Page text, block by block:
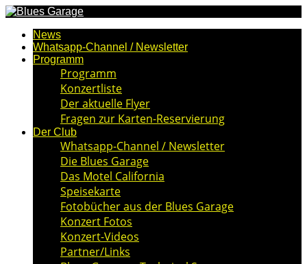
News
Whatsapp-Channel / Newsletter
Programm
Programm
Konzertliste
Der aktuelle Flyer
Fragen zur Karten-Reservierung
Der Club
Whatsapp-Channel / Newsletter
Die Blues Garage
Das Motel California
Speisekarte
Fotobücher aus der Blues Garage
Konzert Fotos
Konzert-Videos
Partner/Links